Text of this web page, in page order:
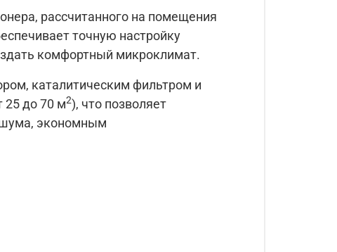
рассчитанного на помещения
точную настройку
комфортный микроклимат.
каталитическим фильтром и
25 до 70 м2), что позволяет
шума, экономным